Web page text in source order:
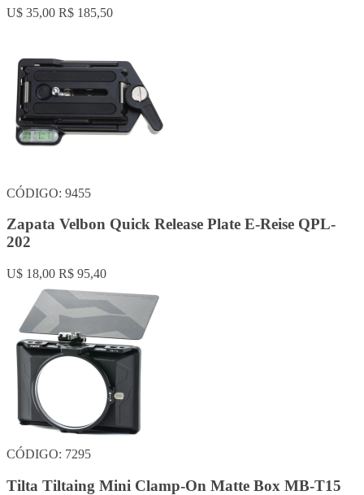
U$ 35,00 R$ 185,50
CÓDIGO: 9455
Zapata Velbon Quick Release Plate E-Reise QPL-
202
U$ 18,00 R$ 95,40
CÓDIGO: 7295
Tilta Tiltaing Mini Clamp-On Matte Box MB-T15